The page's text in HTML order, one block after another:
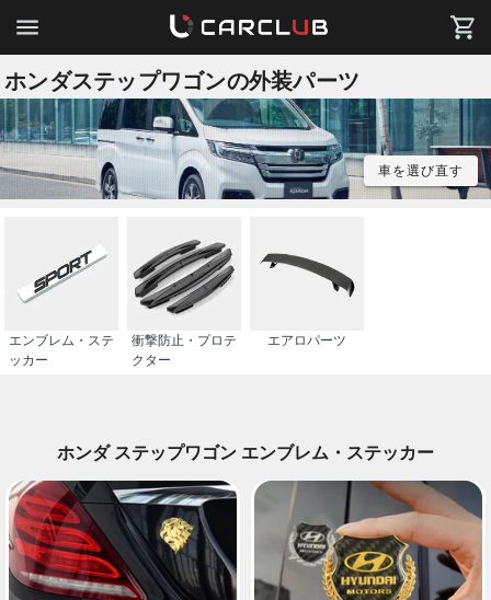
ホンダステップワゴンの外装パーツ
車を選び直す
エンブレム・ステ
ッカー
衝撃防止・プロテ
クター
エアロパーツ
ホンダ ステップワゴン エンブレム・ステッカー